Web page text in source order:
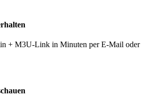
+ M3U-Link in Minuten per E-Mail oder